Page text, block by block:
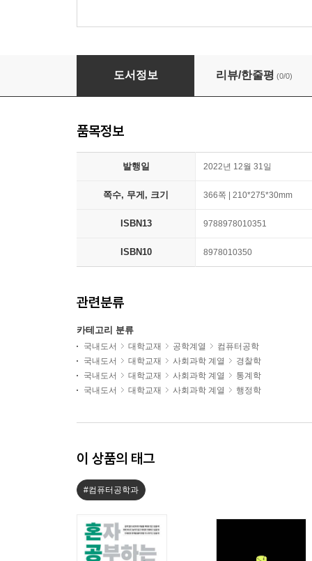
디지털 포렌식 개론
도서정보 리뷰/한줄평 (0/0)
품목정보
발행일 2022년 12월 31일
쪽수, 무게, 크기 366쪽 | 210*275*30mm
ISBN13 9788978010351
ISBN10 8978010350
관련분류
카테고리 분류
국내도서 대학교재 공학계열
컴퓨터공학
국내도서
대학교재 사회과학 계열
경찰학
국내도서
대학교재 사회과학 계열
통계학
국내도서
대학교재 사회과학 계열 행정학
이 상품의 태그
#컴퓨터공학과